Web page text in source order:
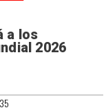
a los
2026